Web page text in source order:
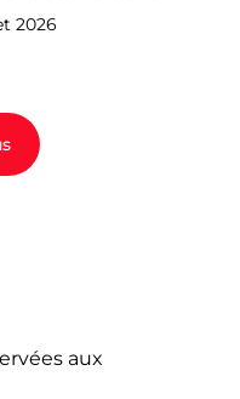
2026
aux